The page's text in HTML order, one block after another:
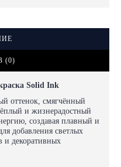
(0)
Solid Ink
оттенок, смягчённый
и жизнерадостный
создавая плавный и
добавления светлых
и декоративных